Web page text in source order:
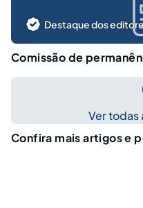
Destaque dos
Comissão de
Ver todas
Confira mais artigos e